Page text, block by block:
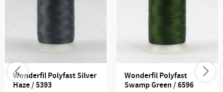
Wonderfil Polyfast Silver
Haze / 5393
Wonderfil Polyfast
Swamp Green / 6596